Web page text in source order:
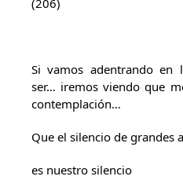
(206)
Si vamos adentrando en
ser… iremos viendo que
contemplación…
Que el silencio de grandes
es nuestro silencio